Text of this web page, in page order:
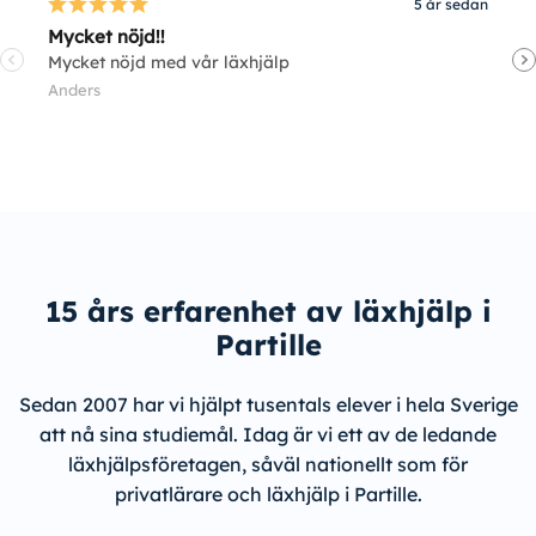
5 år sedan
Mycket nöjd!!
Mycket nöjd med vår läxhjälp
Anders
15 års erfarenhet av läxhjälp i
Partille
Sedan 2007 har vi hjälpt tusentals elever i hela Sverige
att nå sina studiemål. Idag är vi ett av de ledande
läxhjälpsföretagen, såväl nationellt som för
privatlärare och läxhjälp i Partille.